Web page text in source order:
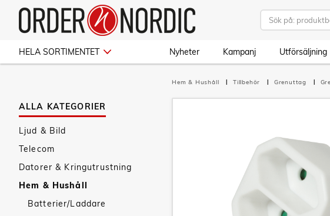
HELA SORTIMENTET Nyheter Kampanj Utförsäljning
ALLA KATEGORIER
Ljud & Bild
Telecom
Datorer & Kringutrustning
Hem & Hushåll
Batterier/Laddare
Hem & Hushåll Tillbehör Grenuttag